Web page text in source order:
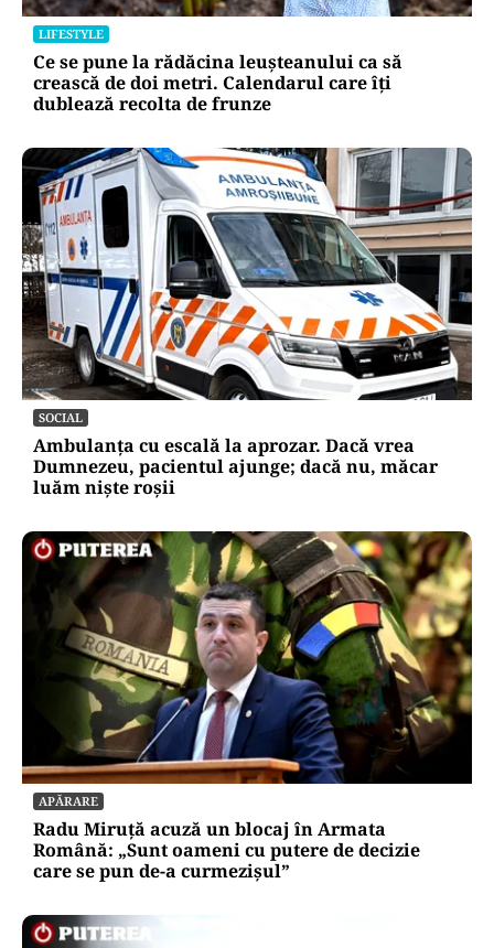
LIFESTYLE
Ce se pune la rădăcina leușteanului ca să
crească de doi metri. Calendarul care îți
dublează recolta de frunze
SOCIAL
Ambulanța cu escală la aprozar. Dacă vrea
Dumnezeu, pacientul ajunge; dacă nu, măcar
luăm niște roșii
APĂRARE
Radu Miruță acuză un blocaj în Armata
Română: „Sunt oameni cu putere de decizie
care se pun de-a curmezișul”